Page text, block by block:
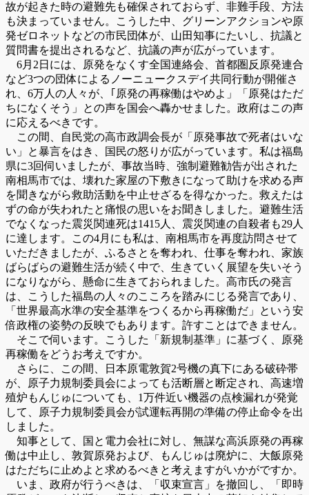
故が起きた時の避難先も確保されておらず、非難手段、方法
も決まっていません。こうした中、グリーンアクションや原
発ゼロネットなどの市民団体が、山田知事にたいし、抗議と
質問書を提出されるなど、抗議の声が広がっています。
6月2日には、原発をなくす全国連絡会、首都圏反原発連合
など3つの団体によるノーニュークスデイ共同行動が開催さ
れ、6万人の人々が、｢原発の再稼働はやめよ」「原発はただ
ちになくそう」との声を国会へ轟かせました。政府はこの声
に応えるべきです。
この間、自民党の高市政調会長が「原発事故で死者はいな
い」と暴言をはき、国民の怒りが広がっています。私は福島
県に3回伺いましたが、事故当時、強制避難勧告が出された
南相馬市では、壊れた家屋の下敷きになって助けを求める声
を聞きながら救助活動を中止せざるを得なかった。救えたは
ずの命が失われたと痛恨の思いをお聞きしました。避難生活
でなくなった震災関連死は1415人、震災関連の自殺者も29人
に達します。この4月にも私は、南相馬市を再度訪問させて
いただきましたが、ふるさとを奪われ、仕事を奪われ、家族
ばらばらの避難生活が続く中で、生きていく展望を失いそう
になりながら、懸命に生きておられました。高市氏の発言
は、こうした福島の人々のこころを踏みにじる発言であり、
「世界最高水準の安全基準をつくるから再稼働だ」という安
倍政権の姿勢の反映でもあります。許すことはできません。
そこで伺います。こうした「新規制基準」に基づく、原発
再稼働をどうお考えですか。
さらに、この間、日本原電敦賀2号機の真下にある破砕帯
が、原子力規制委員会によっても活断層と断定され、高速増
殖炉もんじゅについても、1万件近い機器の点検漏れが発覚
して、原子力規制委員会が試運転再開の準備の停止命令を出
しました。
知事として、国と電力会社に対し、無謀な高浜原発の再稼
働は中止し、敦賀原発および、もんじゅは廃炉に、大飯原発
はただちに止めよと求めるべきと考えますがいかがですか。
いま、政府が行うべきは、「収束宣言」を撤回し、「即時